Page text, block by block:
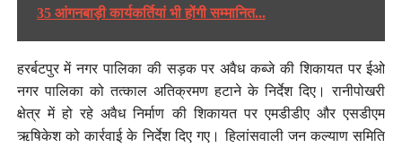
35 आंगनबाड़ी कार्यकर्तियां भी होंगी सम्मानित...
हरर्बटपुर में नगर पालिका की सड़क पर अवैध कब्जे की शिकायत पर ईओ
नगर पालिका को तत्काल अतिक्रमण हटाने के निर्देश दिए। रानीपोखरी
क्षेत्र में हो रहे अवैध निर्माण की शिकायत पर एमडीडीए और एसडीएम
ऋषिकेश को कार्रवाई के निर्देश दिए गए। हिलांसवाली जन कल्याण समिति